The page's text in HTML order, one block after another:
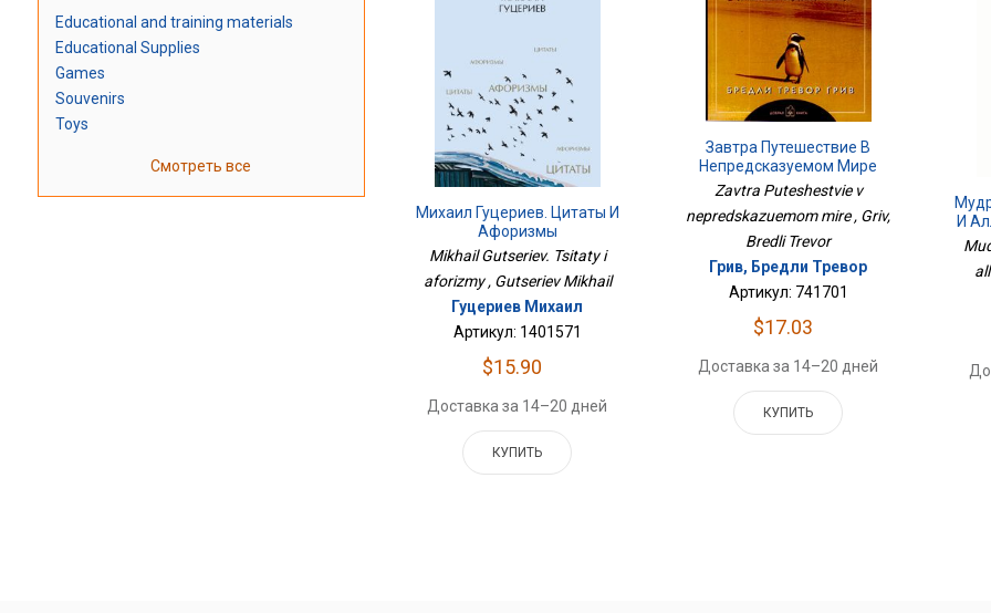
Educational and training materials
Educational Supplies
Games
Souvenirs
Toys
Смотреть все
Михаил Гуцериев. Цитаты И
Афоризмы
Mikhail Gutseriev. Tsitaty i
aforizmy , Gutseriev Mikhail
Гуцериев Михаил
Артикул: 1401571
$15.90
Доставка за 14–20 дней
КУПИТЬ
Завтра Путешествие В
Непредсказуемом Мире
Zavtra Puteshestvie v
nepredskazuemom mire , Griv,
Bredli Trevor
Грив, Бредли Тревор
Артикул: 741701
$17.03
Доставка за 14–20 дней
КУПИТЬ
И